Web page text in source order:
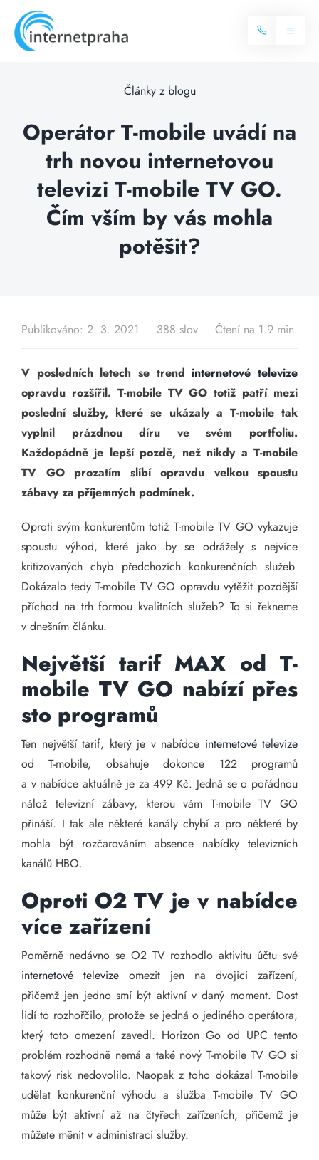
content
Toggle
Balíčky internetu
Více o internetu
Často hledané dotazy
Televize
Články z blogu
Operátor T-mobile uvádí na
trh novou internetovou
televizi T-mobile TV GO.
Čím vším by vás mohla
potěšit?
Publikováno: 2. 3. 2021 388 slov Čtení na 1.9 min.
V posledních letech se trendinternetové televize
opravdu rozšířil. T-mobile TV GO totiž patří mezi
poslední služby, které se ukázaly a T-mobile tak
vyplnil prázdnou díru ve svém portfoliu.
Každopádně je lepší pozdě, než nikdy a T-mobile
TV GO prozatím slíbí opravdu velkou spoustu
zábavy za příjemných podmínek.
Oproti svým konkurentům totiž T-mobile TV GO vykazuje
spoustu výhod, které jako by se odrážely s nejvíce
kritizovaných chyb předchozích konkurenčních služeb.
Dokázalo tedy T-mobile TV GO opravdu vytěžit pozdější
příchod na trh formou kvalitních služeb? To si řekneme
v dnešním článku.
Největší tarif MAX od T-
mobile TV GO nabízí přes
sto programů
Ten největší tarif, který je v nabídce internetové televize
od T-mobile, obsahuje dokonce 122 programů
a v nabídce aktuálně je za 499 Kč. Jedná se o pořádnou
nálož televizní zábavy, kterou vám T-mobile TV GO
přináší. I tak ale některé kanály chybí a pro některé by
mohla být rozčarováním absence nabídky televizních
kanálů HBO.
Oproti O2 TV je v nabídce
více zařízení
Poměrně nedávno se O2 TV rozhodlo aktivitu účtu své
internetové televize omezit jen na dvojici zařízení,
přičemž jen jedno smí být aktivní v daný moment. Dost
lidí to rozhořčilo, protože se jedná o jediného operátora,
který toto omezení zavedl. Horizon Go od UPC tento
problém rozhodně nemá a také nový T-mobile TV GO si
takový risk nedovolilo. Naopak z toho dokázal T-mobile
udělat konkurenční výhodu a služba T-mobile TV GO
může být aktivní až na čtyřech zařízeních, přičemž je
můžete měnit v administraci služby.